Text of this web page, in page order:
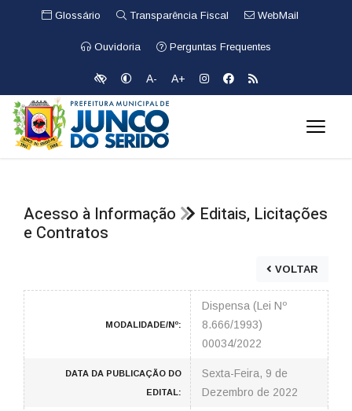
Glossário Transparência Fiscal WebMail
Ouvidoria Perguntas Frequentes
A- A+
Acesso à Informação
Editais, Licitações
e Contratos
VOLTAR
MODALIDADE/Nº:
Dispensa (Lei Nº
8.666/1993)
00034/2022
DATA DA PUBLICAÇÃO DO
EDITAL:
Sexta-Feira, 9 de
Dezembro de 2022